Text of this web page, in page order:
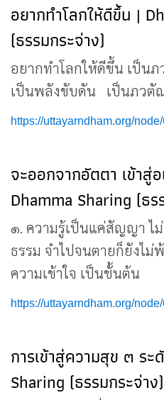
อยากทำโลกให้ดีขึ้น |
(ธรรมกระจ่าง)
อยากทำโลกให้ดีขึ้น เป็น
เป็นพลังขับดัน เป็นภวตั
https://uttayarndham.org/
จะออกจากอัตตา เข้าสู่
Dhamma Sharing (ธร
๑. ความรู้เป็นแค่สัญญา ไ
ธรรม จำไปจนตายก็ยังไ
ความเข้าใจ เป็นชั้นต้น
https://uttayarndham.org/
การเข้าสู่ความสุข ๓ ร
Sharing (ธรรมกระจ่าง)